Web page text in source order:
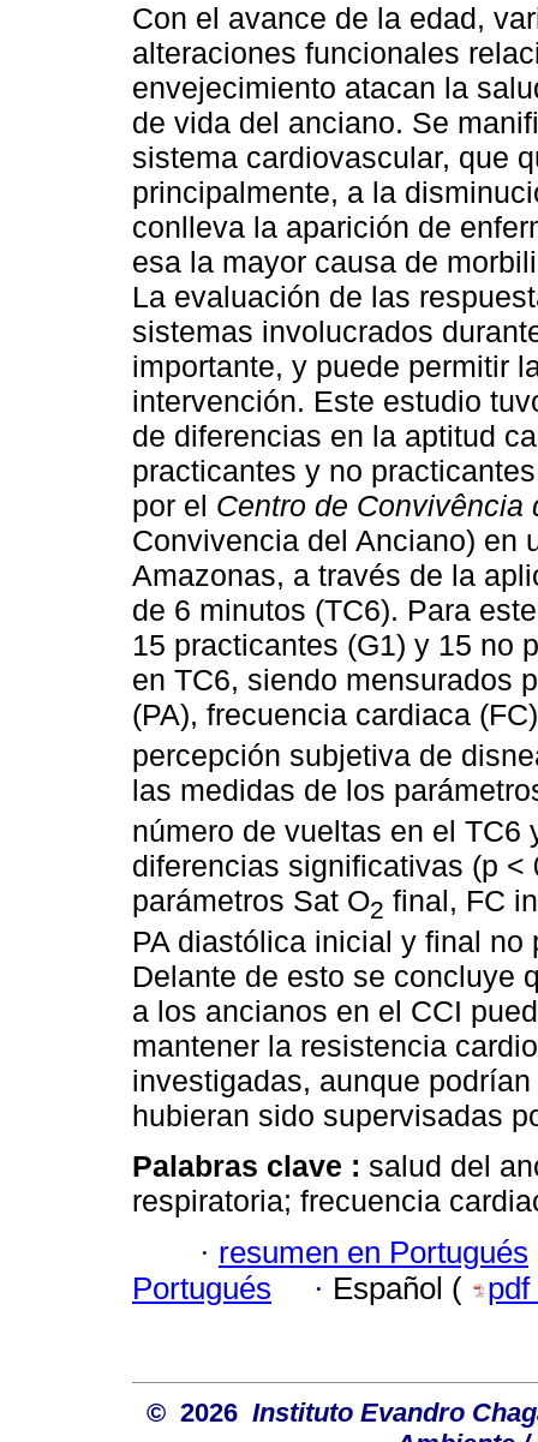
Con el avance de la edad,
alteraciones funcionales
envejecimiento atacan la
de vida del anciano. Se
sistema cardiovascular, que
principalmente, a la
conlleva la aparición de
esa la mayor causa de
La evaluación de las
sistemas involucrados
importante, y puede permitir
intervención. Este estudio
de diferencias en la aptitud
practicantes y no
por el Centro de Convivência
Convivencia del Anciano) en
Amazonas, a través de la
de 6 minutos (TC6). Para
15 practicantes (G1) y 15 no
en TC6, siendo mensurados
(PA), frecuencia cardiaca
percepción subjetiva de
las medidas de los
número de vueltas en el TC6
diferencias significativas (p
parámetros Sat O2 final, FC
PA diastólica inicial y final
Delante de esto se concluye
a los ancianos en el CCI
mantener la resistencia
investigadas, aunque
hubieran sido supervisadas
Palabras clave : salud del
respiratoria; frecuencia
· resumen en Portugués
Portugués
· Español ( pdf
© 2026 Instituto Evandro